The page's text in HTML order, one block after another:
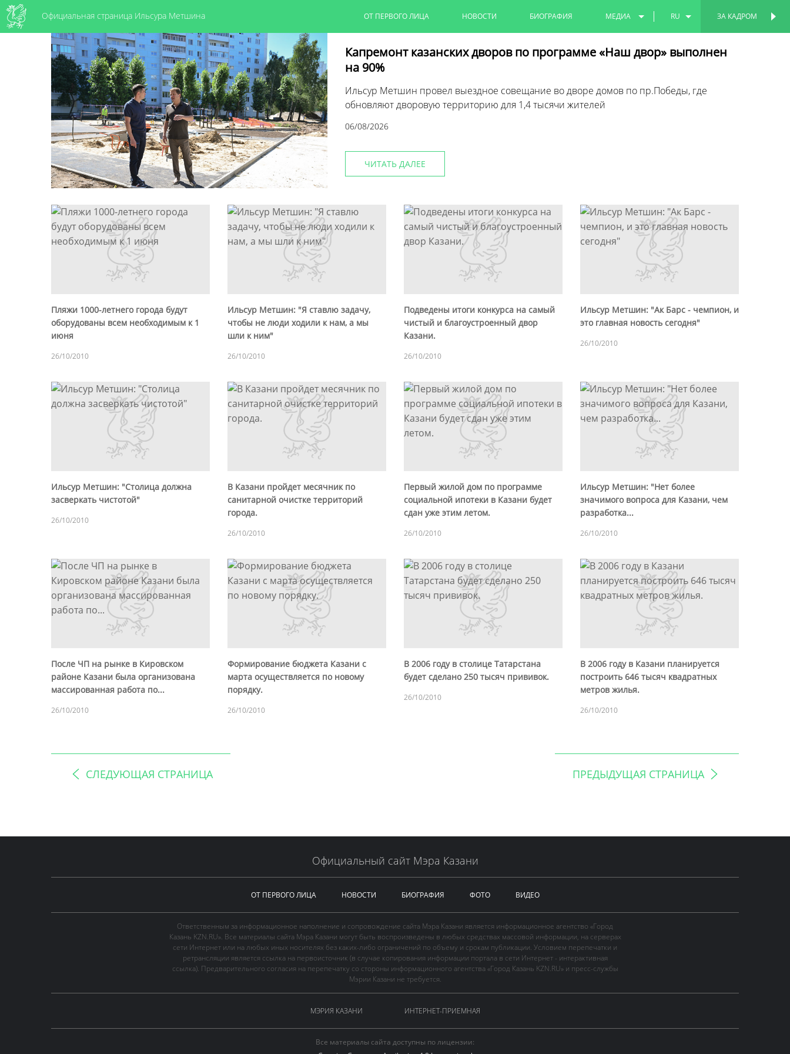
Официальная страница Ильсура Метшина ЗА КАДРОМ
ОТ ПЕРВОГО ЛИЦА НОВОСТИ БИОГРАФИЯ МЕДИА
ФОТО
RU
EN
Капремонт казанских дворов по программе «Наш двор» выполнен
на 90%
Ильсур Метшин провел выездное совещание во дворе домов по пр.Победы, где
обновляют дворовую территорию для 1,4 тысячи жителей
06/08/2026
ЧИТАТЬ ДАЛЕЕ
Пляжи 1000-летнего города будут
оборудованы всем необходимым к 1
июня
26/10/2010
Ильсур Метшин: "Я ставлю задачу,
чтобы не люди ходили к нам, а мы
шли к ним"
26/10/2010
Подведены итоги конкурса на самый
чистый и благоустроенный двор
Казани.
26/10/2010
Ильсур Метшин: "Ак Барс - чемпион, и
это главная новость сегодня"
26/10/2010
Ильсур Метшин: "Столица должна
засверкать чистотой"
26/10/2010
В Казани пройдет месячник по
санитарной очистке территорий
города.
26/10/2010
Первый жилой дом по программе
социальной ипотеки в Казани будет
сдан уже этим летом.
26/10/2010
Ильсур Метшин: "Нет более
значимого вопроса для Казани, чем
разработка...
26/10/2010
После ЧП на рынке в Кировском
районе Казани была организована
массированная работа по...
26/10/2010
Формирование бюджета Казани с
марта осуществляется по новому
порядку.
26/10/2010
В 2006 году в столице Татарстана
будет сделано 250 тысяч прививок.
26/10/2010
В 2006 году в Казани планируется
построить 646 тысяч квадратных
метров жилья.
26/10/2010
СЛЕДУЮЩАЯ СТРАНИЦА ПРЕДЫДУЩАЯ СТРАНИЦА
Официальный сайт Мэра Казани
ОТ ПЕРВОГО ЛИЦА НОВОСТИ БИОГРАФИЯ ФОТО ВИДЕО
Ответственным за информационное наполнение и сопровождение сайта Мэра Казани является информационное агентство «Город
Казань KZN.RU». Все материалы сайта Мэра Казани могут быть воспроизведены в любых средствах массовой информации, на серверах
сети Интернет или на любых иных носителях без каких-либо ограничений по объему и срокам публикации. Условием перепечатки и
ретрансляции является ссылка на первоисточник (в случае копирования информации портала в сети Интернет - интерактивная
ссылка). Предварительного согласия на перепечатку со стороны информационного агентства «Город Казань KZN.RU» и пресс-службы
Мэрии Казани не требуется.
МЭРИЯ КАЗАНИ ИНТЕРНЕТ-ПРИЕМНАЯ
Все материалы сайта доступны по лицензии:
ПЕРСОНАЛЬНАЯ